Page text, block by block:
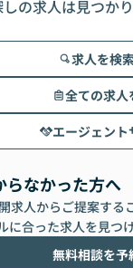
の求人は見つか
求人を検
全ての求人
エージェント
らなかった方へ
求人からご提案する
合った求人を見つ
無料相談を予